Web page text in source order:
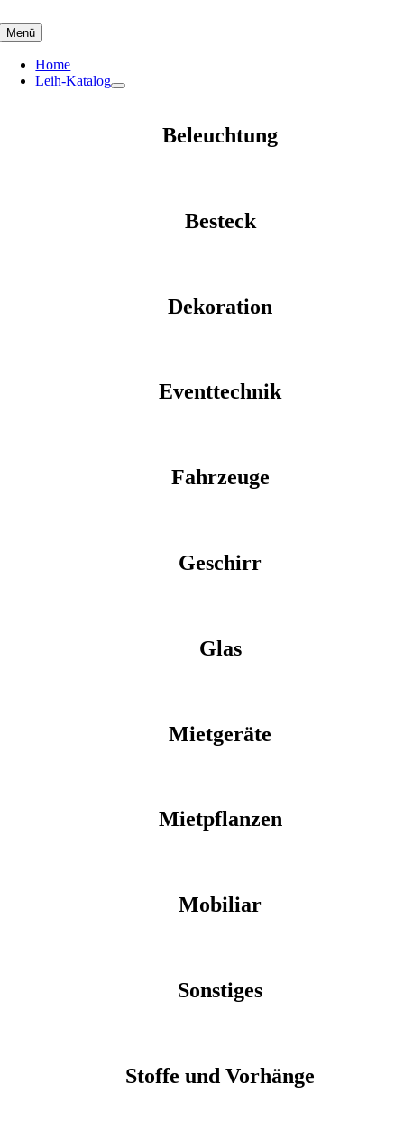
to
content
Menü
Home
Leih-Katalog
Beleuchtung
Besteck
Dekoration
Eventtechnik
Fahrzeuge
Geschirr
Glas
Mietgeräte
Mietpflanzen
Mobiliar
Sonstiges
Stoffe und Vorhänge